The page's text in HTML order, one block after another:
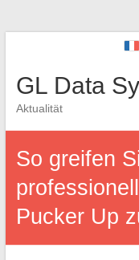
GL Data
Aktualität
So greifen
Pucker Up